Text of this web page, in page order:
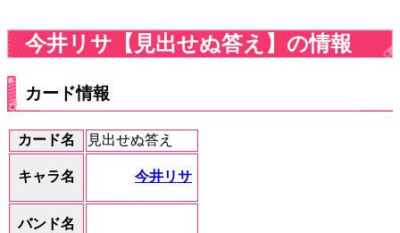
今井リサ【見出せぬ答え】の情報
カード情報
カード名 見出せぬ答え
キャラ名 今井リサ
バンド名